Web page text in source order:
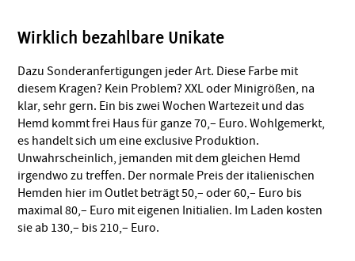
Wirklich bezahlbare Unikate
Dazu Sonderanfertigungen jeder Art. Diese Farbe mit
diesem Kragen? Kein Problem? XXL oder Minigrößen, na
klar, sehr gern. Ein bis zwei Wochen Wartezeit und das
Hemd kommt frei Haus für ganze 70,– Euro. Wohlgemerkt,
es handelt sich um eine exclusive Produktion.
Unwahrscheinlich, jemanden mit dem gleichen Hemd
irgendwo zu treffen. Der normale Preis der italienischen
Hemden hier im Outlet beträgt 50,– oder 60,– Euro bis
maximal 80,– Euro mit eigenen Initialien. Im Laden kosten
sie ab 130,– bis 210,– Euro.